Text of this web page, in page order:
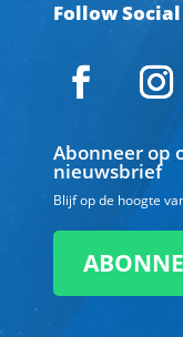
Follow Social
Abonneer op
nieuwsbrief
Blijf op de hoogte